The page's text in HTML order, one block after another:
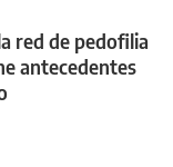
red de pedofilia
antecedentes